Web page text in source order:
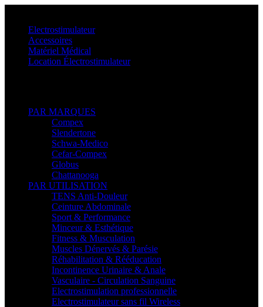
Electrostimulateur
Accessoires
Matériel Médical
Location Électrostimulateur
PAR MARQUES
Compex
Slendertone
Schwa-Medico
Cefar-Compex
Globus
Chattanooga
PAR UTILISATION
TENS Anti-Douleur
Ceinture Abdominale
Sport & Performance
Minceur & Esthétique
Fitness & Musculation
Muscles Dénervés & Parésie
Réhabilitation & Rééducation
Incontinence Urinaire & Anale
Vasculaire - Circulation Sanguine
Electrostimulation professionnelle
Electrostimulateur sans fil Wireless